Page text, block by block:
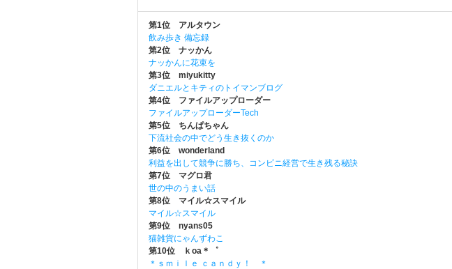
第1位 アルタウン
飲み歩き 備忘録
第2位 ナッかん
ナッかんに花束を
第3位 miyukitty
ダニエルとキティのトイマンブログ
第4位 ファイルアップローダー
ファイルアップローダーTech
第5位 ちんぱちゃん
下流社会の中でどう生き抜くのか
第6位 wonderland
利益を出して競争に勝ち、コンビニ経営で生き残る秘訣
第7位 マグロ君
世の中のうまい話
第8位 マイル☆スマイル
マイル☆スマイル
第9位 nyans05
猫雑貨にゃんずわこ
第10位 ｋoa＊゜
＊ｓｍｉｌｅ ｃａｎｄｙ！ ＊